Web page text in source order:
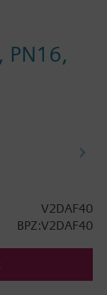
PN16,
V2DAF40
BPZ:V2DAF40